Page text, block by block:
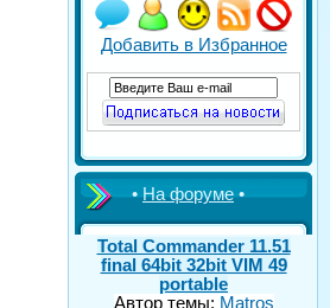
Добавить в Избранное
•На форуме•
Total Commander 11.51
final 64bit 32bit VIM 49
portable
Автор темы: Matros